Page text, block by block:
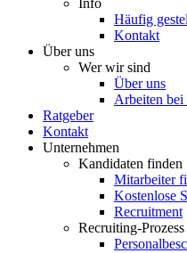
Info
Häufig
Kontakt
Über uns
Wer wir sind
Über uns
Arbeiten
Ratgeber
Kontakt
Unternehmen
Kandidaten finden
Mitarbeiter
Kostenlose
Recruitment
Recruiting-